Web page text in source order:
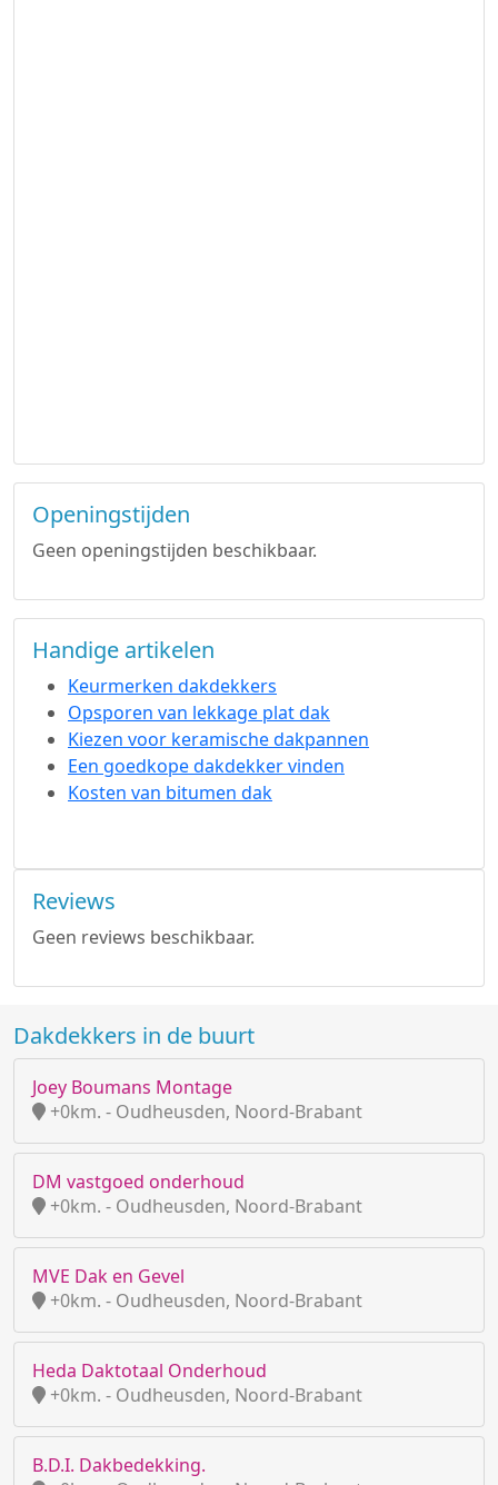
Openingstijden
Geen openingstijden beschikbaar.
Handige artikelen
Keurmerken dakdekkers
Opsporen van lekkage plat dak
Kiezen voor keramische dakpannen
Een goedkope dakdekker vinden
Kosten van bitumen dak
Reviews
Geen reviews beschikbaar.
Dakdekkers in de buurt
Joey Boumans Montage
+0km. - Oudheusden, Noord-Brabant
DM vastgoed onderhoud
+0km. - Oudheusden, Noord-Brabant
MVE Dak en Gevel
+0km. - Oudheusden, Noord-Brabant
Heda Daktotaal Onderhoud
+0km. - Oudheusden, Noord-Brabant
B.D.I. Dakbedekking.